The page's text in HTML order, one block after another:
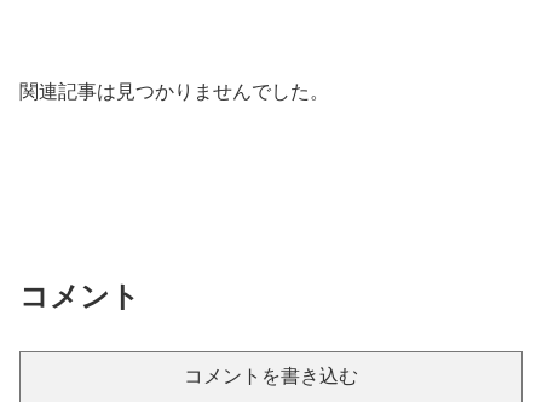
関連記事は見つかりませんでした。
コメント
コメントを書き込む